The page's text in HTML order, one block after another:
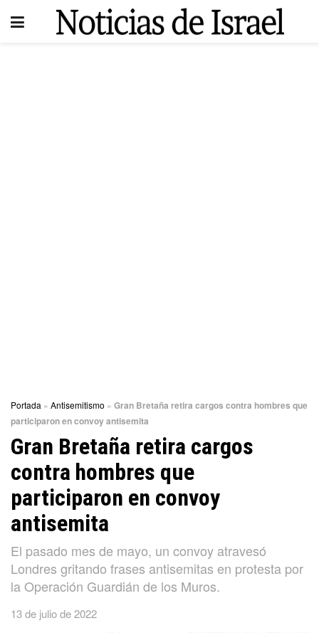
Portada » Antisemitismo » Gran Bretaña retira cargos contra hombres que
participaron en convoy antisemita
Gran Bretaña retira cargos
contra hombres que
participaron en convoy
antisemita
El pasado mes de mayo, un convoy atravesó
Londres gritando frases antisemitas en protesta por
la Operación Guardián de los Muros.
13 de julio de 2022